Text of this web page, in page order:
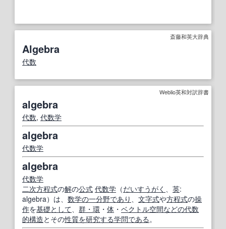
斎藤和英大辞典
Algebra
代数
Weblio英和対訳辞書
algebra
代数, 代数学
algebra
代数学
algebra
代数学
二次方程式の解の公式 代数学 （だいすうがく 、 英:
algebra）は、 数学の一分野であり 、 文字式や方程式の操
作を基礎として、 群・環 ・ 体 ・ ベクトル空間などの代数
的構造とその性質を研究する学問である。